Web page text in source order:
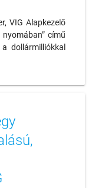
VIG Alapkezelő
című
dollármilliókkal